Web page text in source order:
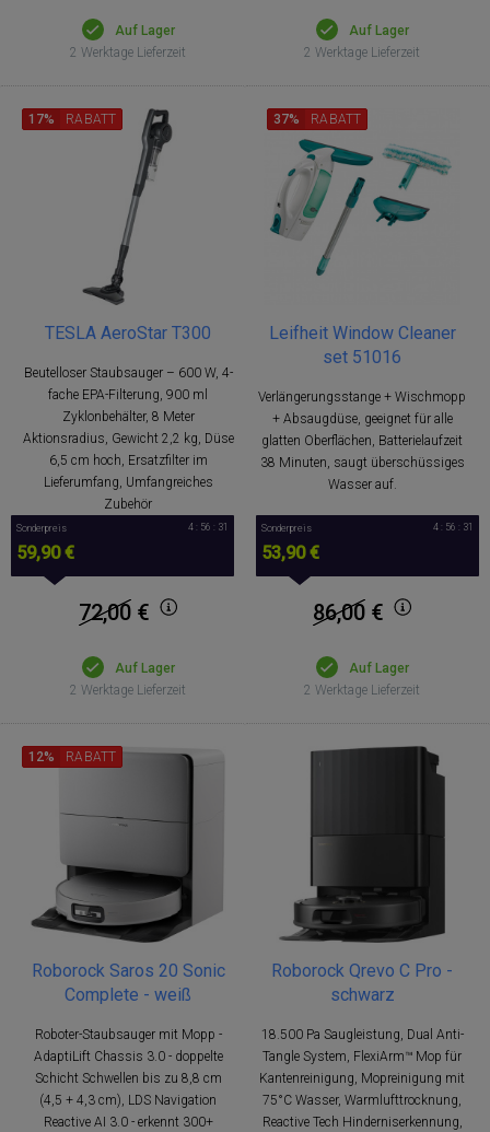
Auf Lager
2 Werktage Lieferzeit
Auf Lager
2 Werktage Lieferzeit
TESLA AeroStar T300
Beutelloser Staubsauger – 600 W, 4-
fache EPA-Filterung, 900 ml
Zyklonbehälter, 8 Meter
Aktionsradius, Gewicht 2,2 kg, Düse
6,5 cm hoch, Ersatzfilter im
Lieferumfang, Umfangreiches
Zubehör
17% RABATT
Sonderpreis
59,90 €
4 : 56 : 30
72,00€
Auf Lager
2 Werktage Lieferzeit
Leifheit Window Cleaner
set 51016
Verlängerungsstange + Wischmopp
+ Absaugdüse, geeignet für alle
glatten Oberflächen, Batterielaufzeit
38 Minuten, saugt überschüssiges
Wasser auf.
37% RABATT
Sonderpreis
53,90 €
4 : 56 : 30
86,00€
Auf Lager
2 Werktage Lieferzeit
Roborock Saros 20 Sonic
Complete - weiß
Roboter-Staubsauger mit Mopp -
AdaptiLift Chassis 3.0 - doppelte
Schicht Schwellen bis zu 8,8 cm
(4,5 + 4,3 cm), LDS Navigation
Reactive AI 3.0 - erkennt 300+
12% RABATT
Roborock Qrevo C Pro -
schwarz
18.500 Pa Saugleistung, Dual Anti-
Tangle System, FlexiArm™ Mop für
Kantenreinigung, Mopreinigung mit
75°C Wasser, Warmlufttrocknung,
Reactive Tech Hinderniserkennung,